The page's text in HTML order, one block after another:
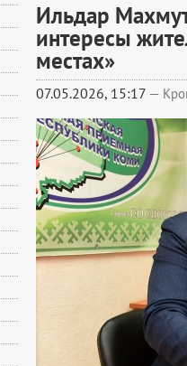
Ильдар
интересы
местах»
07.05.2026, 15:17 —